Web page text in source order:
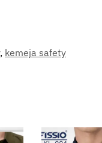
, kemeja safety